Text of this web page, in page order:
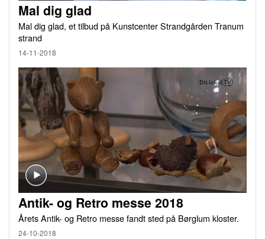
Mal dig glad
Mal dig glad, et tilbud på Kunstcenter Strandgården Tranum
strand
14-11-2018
Antik- og Retro messe 2018
Årets Antik- og Retro messe fandt sted på Børglum kloster.
24-10-2018